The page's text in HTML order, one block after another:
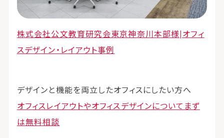
株式会社公文教育研究会東京神奈川本部様|オフィ
スデザイン・レイアウト事例
デザインと機能を両立したオフィスにしたい方へ
オフィスレイアウトやオフィスデザインについてまず
は無料相談